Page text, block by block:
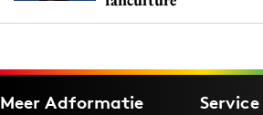
Meer Adformatie